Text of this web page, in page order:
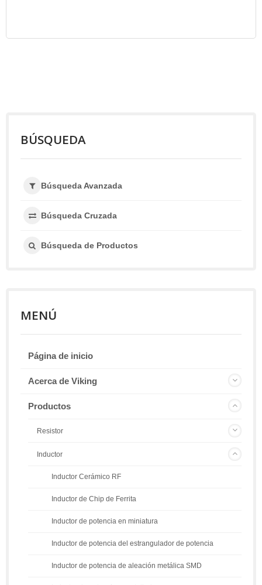
BÚSQUEDA
Búsqueda Avanzada
Búsqueda Cruzada
Búsqueda de Productos
MENÚ
Página de inicio
Acerca de Viking
Productos
Resistor
Inductor
Inductor Cerámico RF
Inductor de Chip de Ferrita
Inductor de potencia en miniatura
Inductor de potencia del estrangulador de potencia
Inductor de potencia de aleación metálica SMD